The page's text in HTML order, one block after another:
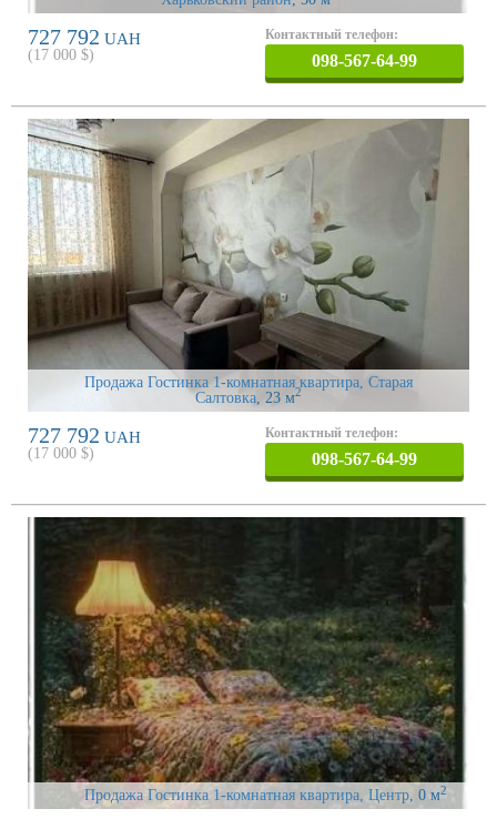
727 792 UAH
(17 000 $)
Контактный телефон:
098-567-64-99
Продажа Гостинка 1-комнатная квартира, Старая
Салтовка , 23 м2
727 792 UAH
(17 000 $)
Контактный телефон:
098-567-64-99
Продажа Гостинка 1-комнатная квартира, Центр, 0 м2